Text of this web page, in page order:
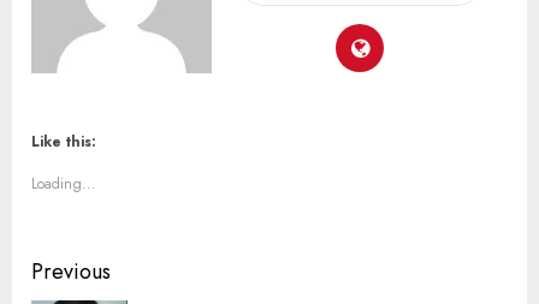
Like this:
Loading...
Previous